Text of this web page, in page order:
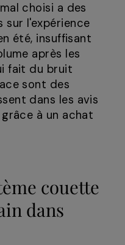
choisi a des
sur l'expérience
été, insuffisant
après les
fait du bruit
sont des
dans les avis
à un achat
couette
dans